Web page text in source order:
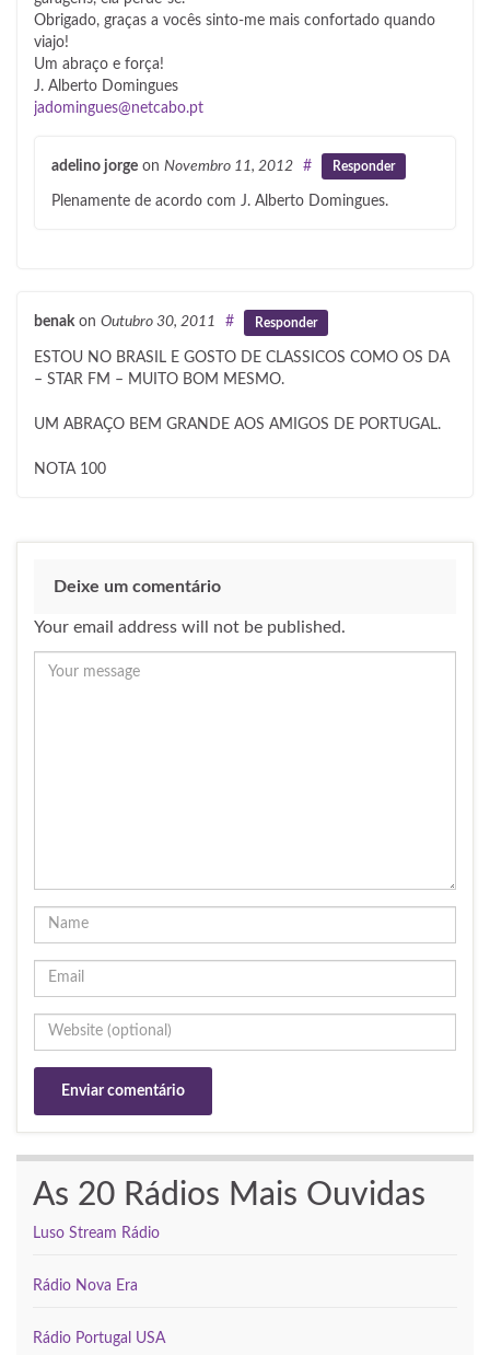
Obrigado, graças a vocês sinto-me mais confortado quando
viajo!
Um abraço e força!
J. Alberto Domingues
jadomingues@netcabo.pt
adelino jorge on Novembro 11, 2012 # Responder
Plenamente de acordo com J. Alberto Domingues.
benakon Outubro 30, 2011 # Responder
ESTOU NO BRASIL E GOSTO DE CLASSICOS COMO OS DA
– STAR FM – MUITO BOM MESMO.
UM ABRAÇO BEM GRANDE AOS AMIGOS DE PORTUGAL.
NOTA 100
Deixe um comentário
Your email address will not be published.
As 20 Rádios Mais Ouvidas
Luso Stream Rádio
Rádio Nova Era
Rádio Portugal USA